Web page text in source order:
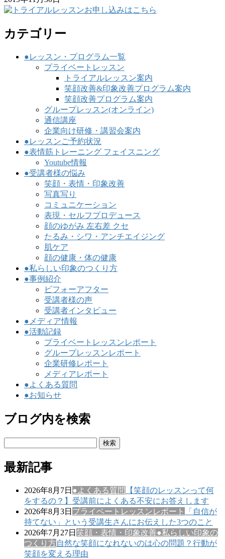
カテゴリー
●レッスン・プログラム一覧
プライベートレッスン
トライアルレッスン案内
笑顔改善&印象改善プログラム案内
笑顔改善プログラム案内
グループレッスン(オンライン)
通信講座
企業向け研修・講習会案内
●レッスンご予約状況
●表情筋トレーニング フェイスニング
Youtube情報
●受講者様の悩み
笑顔・表情・印象改善
写真写り
コミュニケーション
表現・セルフプロデュース
顔のゆがみ 左右差 クセ
たるみ・シワ・アンチエイジング
肌ケア
顔の健康・体の健康
●私らしい印象のつくり方
●事例紹介
ビフォーアフター
受講者様の声
受講者インタビュー
●メディア情報
●活動記録
プライベートレッスンレポート
グループレッスンレポート
企業研修レポート
メディアレポート
●よくある質問
●お知らせ
ブログ内を検索
最新記事
2026年8月7日 ●よくある質問
【笑顔のレッスンって何
をするの？】受講前によくある不安にお答えします
2026年8月3日 プライベートレッスンレポート
「自信が
持てない」という受講生さんにお伝えした3つのこと
2026年7月27日 笑顔・表情・印象改善●私らしい印象の
つくり方自然な笑顔になれないのは心の問題？行動が
笑顔を変える理由